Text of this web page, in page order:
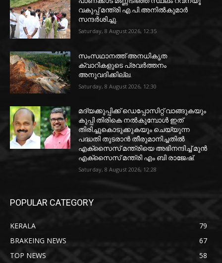
വകുപ്പ് മന്ത്രി എ.പി.അനിൽകുമാർ
സന്ദർശിച്ചു.
Saturday, 8 August 2026, 12:35
സംസഥാനത്ത് അനധികൃത
ക്വാറികളുടെ പ്രവര്‍ത്തനം
അനുവദിക്കില്ല.
Saturday, 8 August 2026, 12:30
മദ്യക്കുപ്പിക്ക് ഡെപ്പോസിറ്റ് വാങ്ങുകയും
കുപ്പി തിരികെ നല്‍കുമ്പോള്‍ ഇത്
തിരിച്ചുകൊടുക്കുകയും ചെയ്യുന്ന
പദ്ധതി തുടരാന്‍ തീരുമാനിച്ചതില്‍
എക്‌സൈസ് മന്ത്രിയെ അഭിനന്ദിച്ച് മുന്‍
എക്‌സൈസ് മന്ത്രി എം ബി രാജേഷ്.
Saturday, 8 August 2026, 12:28
POPULAR CATEGORY
KERALA
79
BRAKEING NEWS
67
TOP NEWS
58